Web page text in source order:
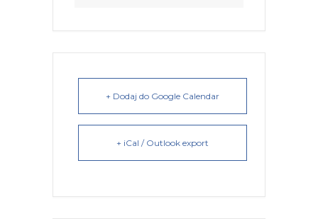
+ Dodaj do Google Calendar
+ iCal / Outlook export